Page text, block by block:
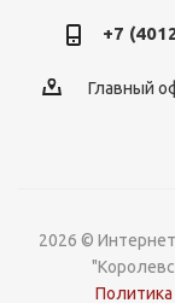
+7
Главный
2026 ©